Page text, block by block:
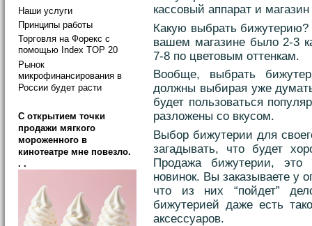
Наши услуги
Принципы работы
Торговля на Форекс с
помощью Index TOP 20
Рынок
микрофинансирования в
России будет расти
C открытием точки
продажи мягкого
мороженного в
кинотеатре мне повезло.
. .
кассовый аппарат и
Какую выбрать
вашем магазине было 2-3
7-8 по цветовым оттенкам.
Вообще, выбрать
должны выбирая уже
будет пользоваться
разложены со вкусом.
Выбор бижутерии для
загадывать, что будет
Продажа бижутерии,
новинок. Вы заказываете у
что из них “пойдет”
бижутерией даже есть
аксессуаров.